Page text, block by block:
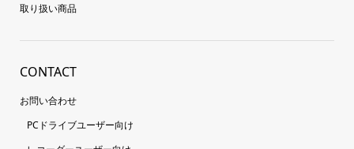
取り扱い商品
CONTACT
お問い合わせ
PCドライブユーザー向け